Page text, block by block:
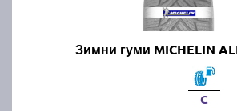
Зимни гуми MICHELIN
C